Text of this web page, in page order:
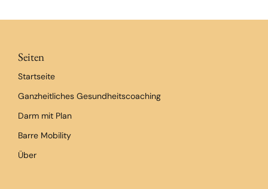
Seiten
Startseite
Ganzheitliches Gesundheitscoaching
Darm mit Plan
Barre Mobility
Über